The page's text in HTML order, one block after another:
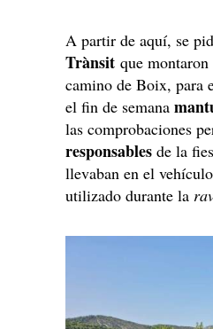
A partir de aquí, se
Trànsit que
camino de Boix, para
el fin de semana
las comprobaciones
responsables de la
llevaban en el
utilizado durante la